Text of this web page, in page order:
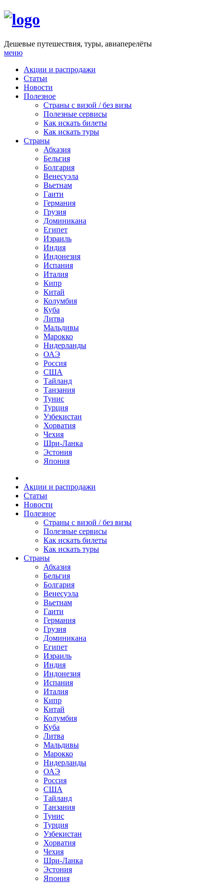
Дешевые путешествия, туры, авиаперелёты
меню
Акции и распродажи
Статьи
Новости
Полезное
Cтраны с визой / без визы
Полезные сервисы
Как искать билеты
Как искать туры
Страны
Абхазия
Бельгия
Болгария
Венесуэла
Вьетнам
Гаити
Германия
Грузия
Доминикана
Египет
Израиль
Индия
Индонезия
Испания
Италия
Кипр
Китай
Колумбия
Куба
Литва
Мальдивы
Марокко
Нидерланды
ОАЭ
Россия
США
Тайланд
Танзания
Тунис
Турция
Узбекистан
Хорватия
Чехия
Шри-Ланка
Эстония
Япония
Акции и распродажи
Статьи
Новости
Полезное
Cтраны с визой / без визы
Полезные сервисы
Как искать билеты
Как искать туры
Страны
Абхазия
Бельгия
Болгария
Венесуэла
Вьетнам
Гаити
Германия
Грузия
Доминикана
Египет
Израиль
Индия
Индонезия
Испания
Италия
Кипр
Китай
Колумбия
Куба
Литва
Мальдивы
Марокко
Нидерланды
ОАЭ
Россия
США
Тайланд
Танзания
Тунис
Турция
Узбекистан
Хорватия
Чехия
Шри-Ланка
Эстония
Япония